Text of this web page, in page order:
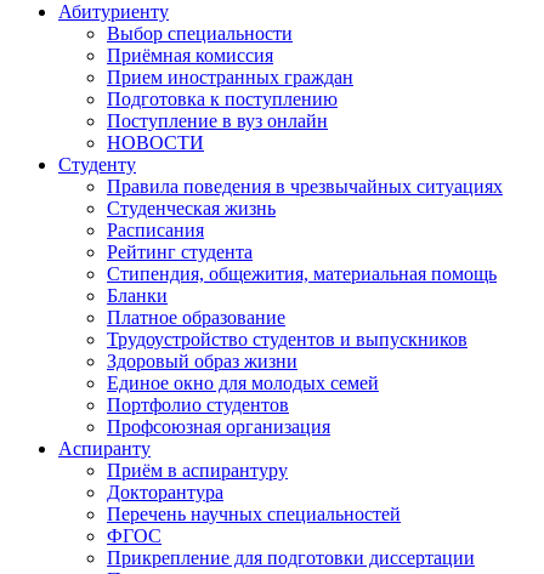
Абитуриенту
Выбор специальности
Приёмная комиссия
Прием иностранных граждан
Подготовка к поступлению
Поступление в вуз онлайн
НОВОСТИ
Студенту
Правила поведения в чрезвычайных ситуациях
Студенческая жизнь
Расписания
Рейтинг студента
Стипендия, общежития, материальная помощь
Бланки
Платное образование
Трудоустройство студентов и выпускников
Здоровый образ жизни
Единое окно для молодых семей
Портфолио студентов
Профсоюзная организация
Аспиранту
Приём в аспирантуру
Докторантура
Перечень научных специальностей
ФГОС
Прикрепление для подготовки диссертации